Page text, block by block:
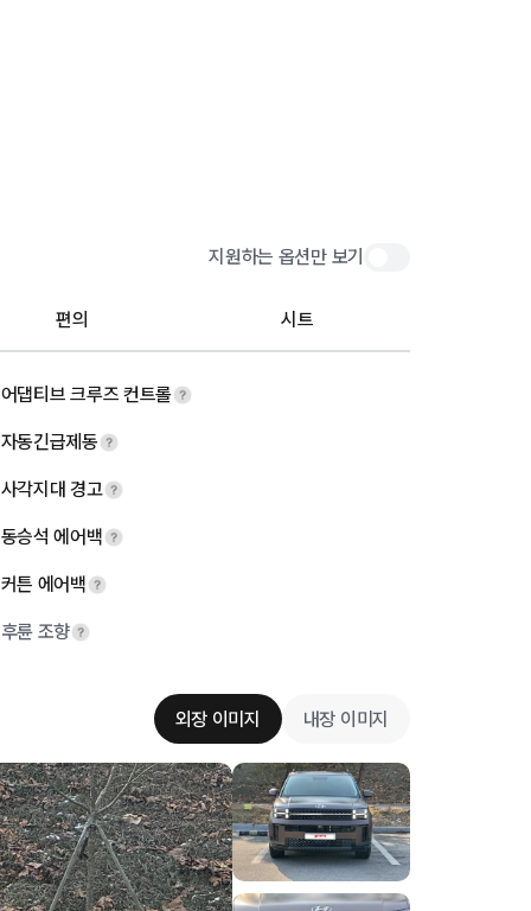
지원하는 옵션만 보기
편의 시트
어댑티브 크루즈 컨트롤
자동긴급제동
사각지대 경고
동승석 에어백
커튼 에어백
후륜 조향
외장 이미지 내장 이미지